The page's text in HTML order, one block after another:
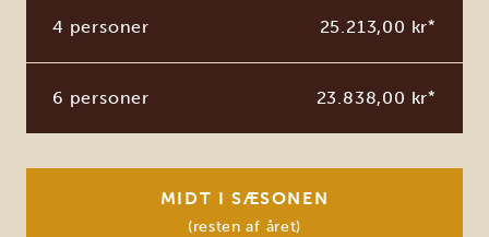
4 personer 25.213,00 kr*
6 personer 23.838,00 kr*
MIDT I SÆSONEN
(resten af året)